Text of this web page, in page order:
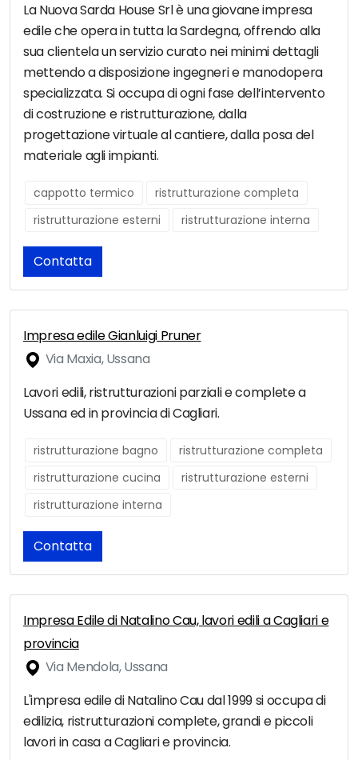
La Nuova Sarda House Srl è una giovane impresa
edile che opera in tutta la Sardegna, offrendo alla
sua clientela un servizio curato nei minimi dettagli
mettendo a disposizione ingegneri e manodopera
specializzata. Si occupa di ogni fase dell’intervento
di costruzione e ristrutturazione, dalla
progettazione virtuale al cantiere, dalla posa del
materiale agli impianti.
cappotto termico
ristrutturazione completa
ristrutturazione esterni
ristrutturazione interna
Contatta
Impresa edile Gianluigi Pruner
Via Maxia, Ussana
Lavori edili, ristrutturazioni parziali e complete a
Ussana ed in provincia di Cagliari.
ristrutturazione bagno
ristrutturazione completa
ristrutturazione cucina
ristrutturazione esterni
ristrutturazione interna
Contatta
Impresa Edile di Natalino Cau, lavori edili a Cagliari e
provincia
Via Mendola, Ussana
L'impresa edile di Natalino Cau dal 1999 si occupa di
edilizia, ristrutturazioni complete, grandi e piccoli
lavori in casa a Cagliari e provincia.